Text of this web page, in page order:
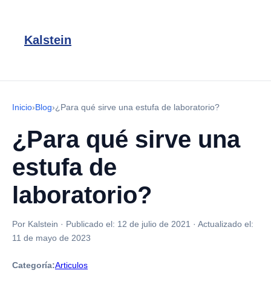
Kalstein
Inicio›Blog›¿Para qué sirve una estufa de laboratorio?
¿Para qué sirve una
estufa de
laboratorio?
Por Kalstein · Publicado el: 12 de julio de 2021 · Actualizado el:
11 de mayo de 2023
Categoría:Articulos